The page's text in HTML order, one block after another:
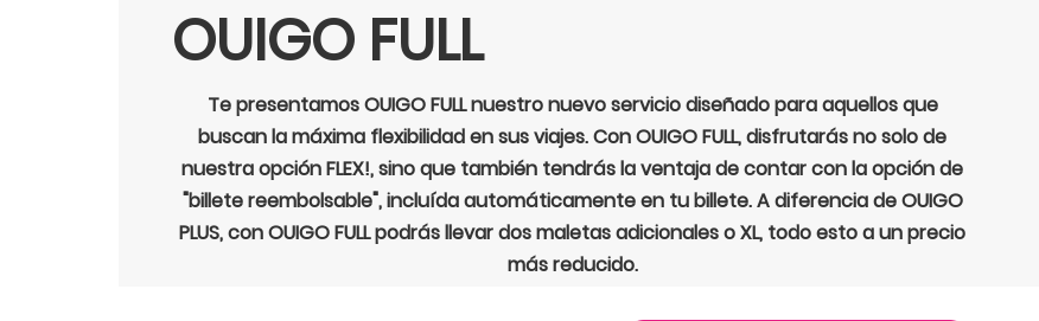
OUIGO FULL
Te presentamos OUIGO FULL nuestro nuevo servicio diseñado para aquellos que
buscan la máxima flexibilidad en sus viajes. Con OUIGO FULL, disfrutarás no solo de
nuestra opción FLEX!, sino que también tendrás la ventaja de contar con la opción de
"billete reembolsable", incluída automáticamente en tu billete. A diferencia de OUIGO
PLUS, con OUIGO FULL podrás llevar dos maletas adicionales o XL, todo esto a un precio
más reducido.